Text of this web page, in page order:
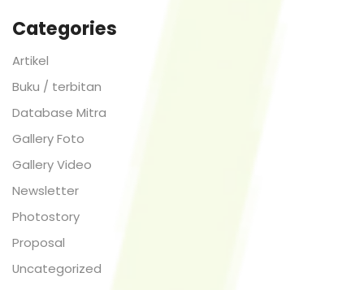
Categories
Artikel
Buku / terbitan
Database Mitra
Gallery Foto
Gallery Video
Newsletter
Photostory
Proposal
Uncategorized